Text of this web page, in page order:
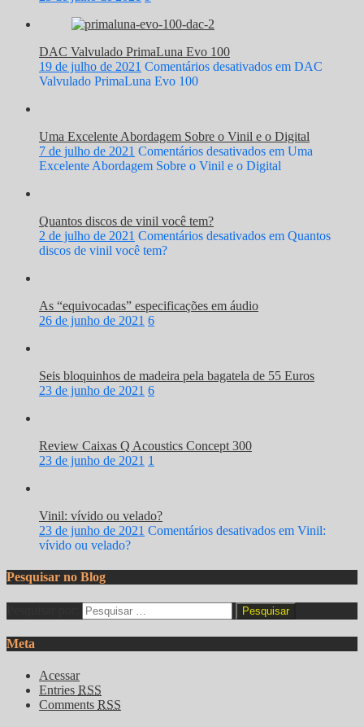
DAC Valvulado PrimaLuna Evo 100
19 de julho de 2021 Comentários desativados em DAC
Valvulado PrimaLuna Evo 100
Uma Excelente Abordagem Sobre o Vinil e o Digital
7 de julho de 2021 Comentários desativados em Uma
Excelente Abordagem Sobre o Vinil e o Digital
Quantos discos de vinil você tem?
2 de julho de 2021 Comentários desativados em Quantos
discos de vinil você tem?
As “equivocadas” especificações em áudio
26 de junho de 2021 6
Seis bloquinhos de madeira pela bagatela de 55 Euros
23 de junho de 2021 6
Review Caixas Q Acoustics Concept 300
23 de junho de 2021 1
Vinil: vívido ou velado?
23 de junho de 2021 Comentários desativados em Vinil:
vívido ou velado?
Pesquisar no Blog
Meta
Acessar
Entries RSS
Comments RSS